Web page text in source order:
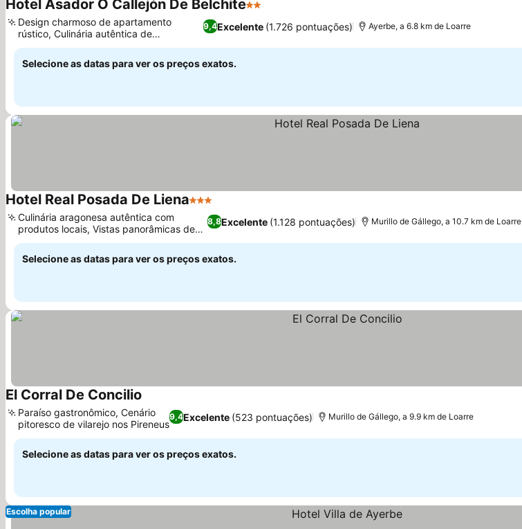
Hotel Asador O Callejón De Belchite2 Estrelas
9,4Excelente (1.726 pontuações)
Design charmoso de apartamento
rústico, Culinária autêntica de
churrascaria aragonesa
Ayerbe, a 6.8 km de Loarre
Selecione as datas para ver os preços exatos.
Hotel Real Posada De Liena3 Estrelas
8,8Excelente (1.128 pontuações)
Culinária aragonesa autêntica com
produtos locais, Vistas panorâmicas de
Mallos de Riglos
Murillo de Gállego, a 10.7 km de Loarre
Selecione as datas para ver os preços exatos.
El Corral De Concilio
9,4Excelente (523 pontuações)
Paraíso gastronômico, Cenário
pitoresco de vilarejo nos Pireneus
Murillo de Gállego, a 9.9 km de Loarre
Selecione as datas para ver os preços exatos.
Escolha popular